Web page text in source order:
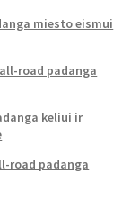
miesto eismui
road padanga
keliui ir
road padanga